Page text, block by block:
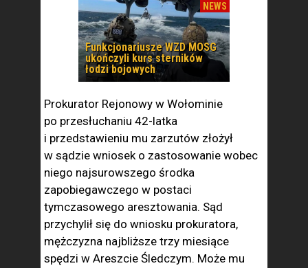
NEWS
Funkcjonariusze WZD MOSG
ukończyli kurs sterników
łodzi bojowych
Prokurator Rejonowy w Wołominie
po przesłuchaniu 42-latka
i przedstawieniu mu zarzutów złożył
w sądzie wniosek o zastosowanie wobec
niego najsurowszego środka
zapobiegawczego w postaci
tymczasowego aresztowania. Sąd
przychylił się do wniosku prokuratora,
mężczyzna najbliższe trzy miesiące
spędzi w Areszcie Śledczym. Może mu